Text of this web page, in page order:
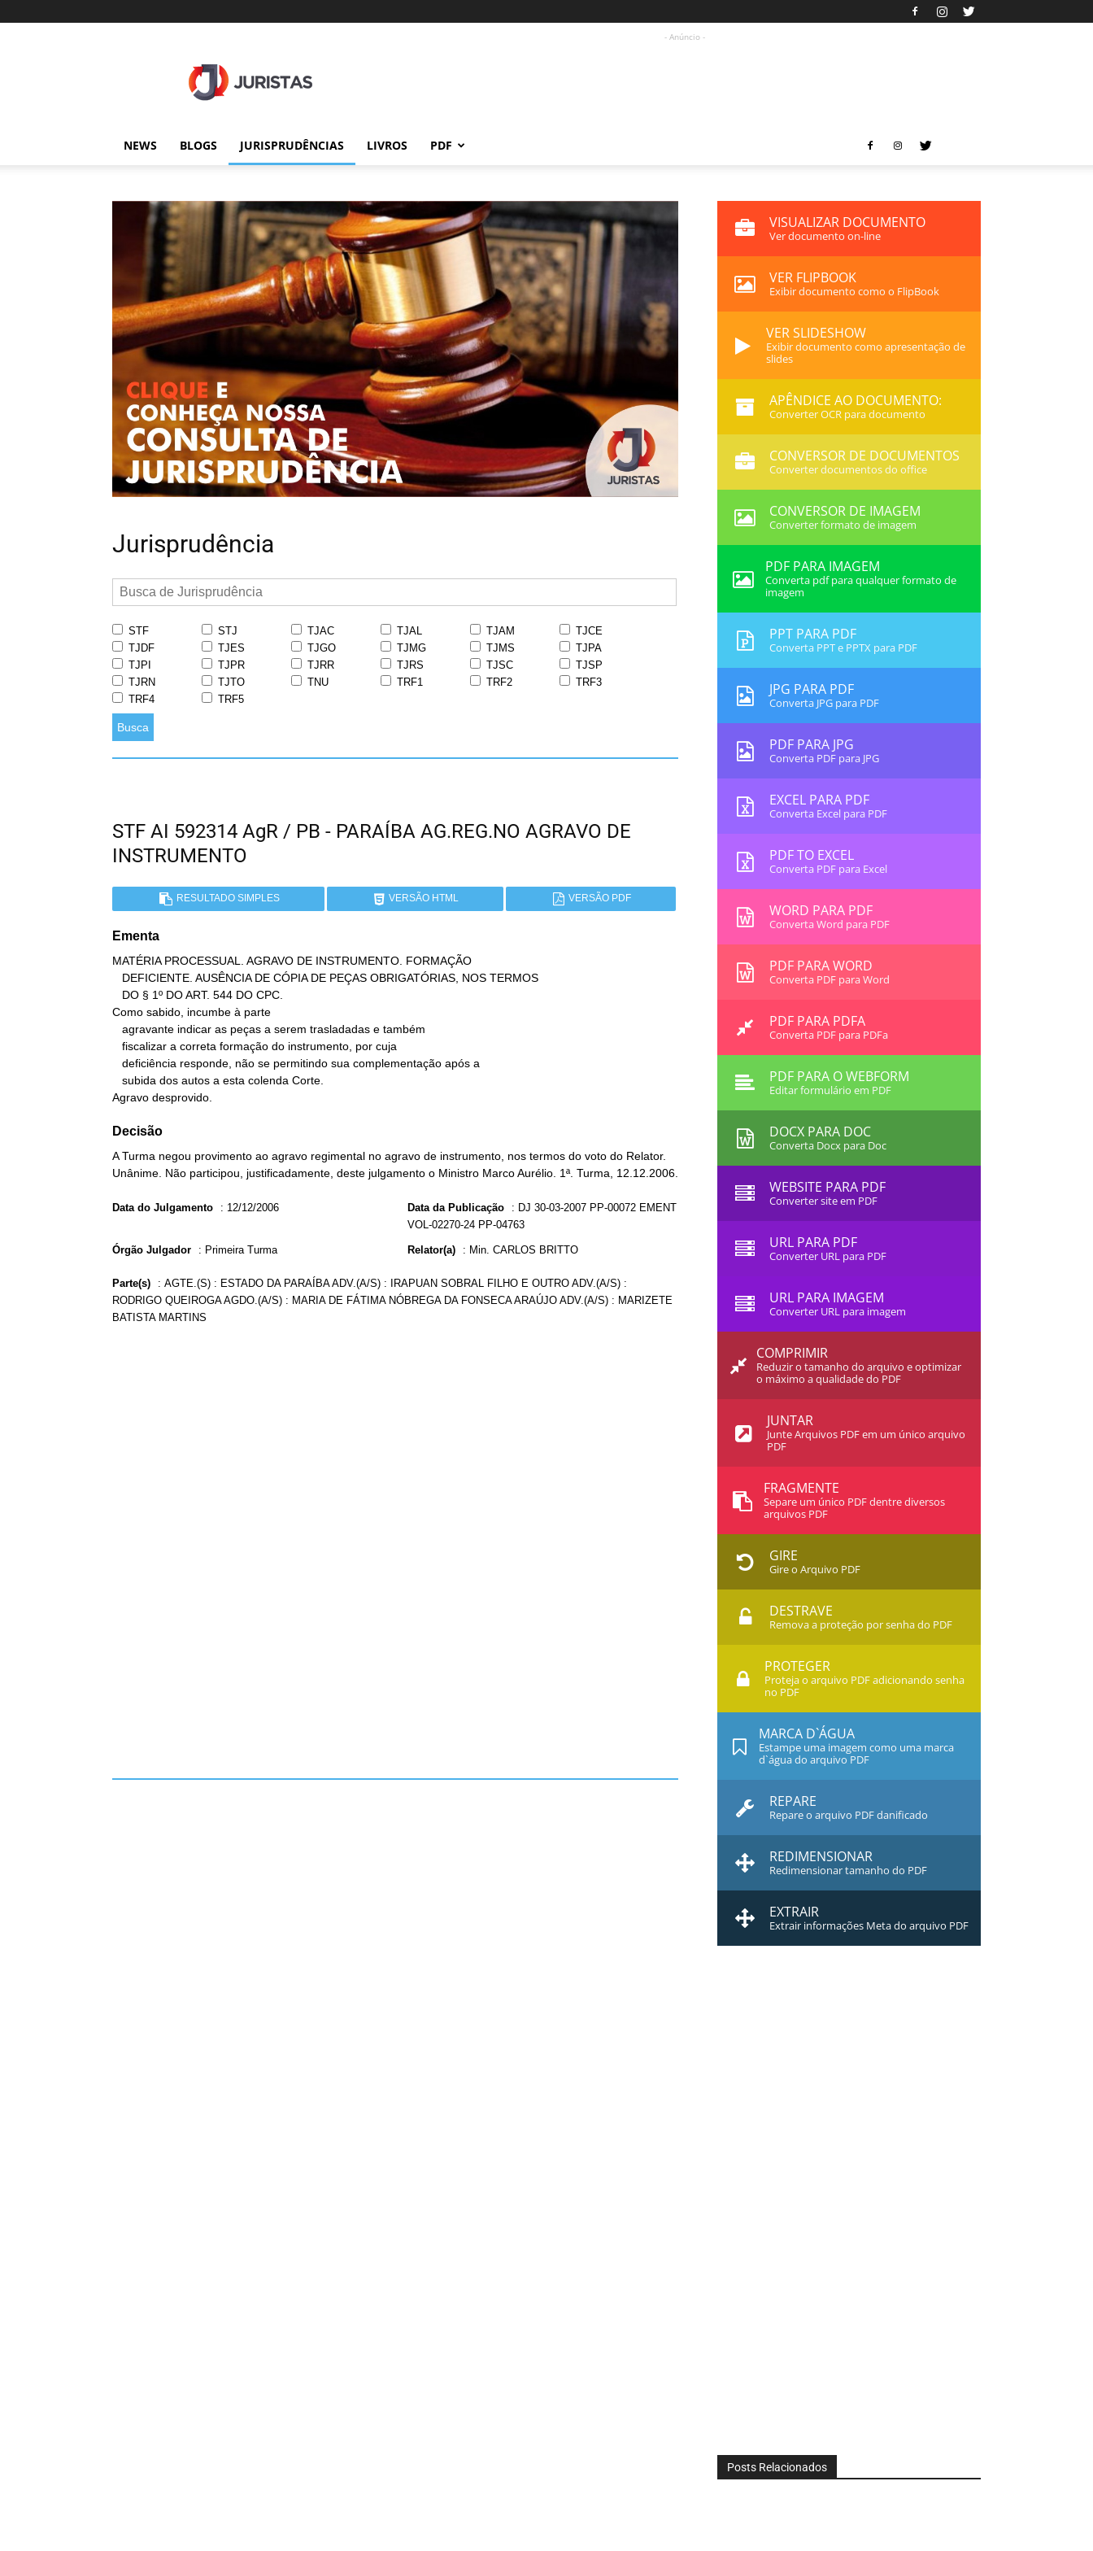
- Anúncio -
NEWS BLOGS JURISPRUDÊNCIAS LIVROS PDF
Jurisprudência
STF STJ TJAC TJAL TJAM
TJCE
TJDF
TJES TJGO TJMG TJMS
TJPA
TJPI
TJPR TJRR TJRS TJSC
TJSP
TJRN
TJTO TNU TRF1 TRF2
TRF3
TRF4
TRF5
Busca
STF AI 592314 AgR / PB - PARAÍBA AG.REG.NO AGRAVO DE
INSTRUMENTO
RESULTADO SIMPLES VERSÃO HTML VERSÃO PDF
Ementa
MATÉRIA PROCESSUAL. AGRAVO DE INSTRUMENTO. FORMAÇÃO
Como sabido, incumbe à parte
Agravo desprovido.
Decisão
A Turma negou provimento ao agravo regimental no agravo de instrumento, nos termos do voto do Relator.
Unânime. Não participou, justificadamente, deste julgamento o Ministro Marco Aurélio. 1ª. Turma, 12.12.2006.
Data do Julgamento : 12/12/2006 Data da Publicação : DJ 30-03-2007 PP-00072 EMENT
VOL-02270-24 PP-04763
Órgão Julgador : Primeira Turma Relator(a) : Min. CARLOS BRITTO
Parte(s) : AGTE.(S) : ESTADO DA PARAÍBA ADV.(A/S) : IRAPUAN SOBRAL FILHO E OUTRO ADV.(A/S) :
RODRIGO QUEIROGA AGDO.(A/S) : MARIA DE FÁTIMA NÓBREGA DA FONSECA ARAÚJO ADV.(A/S) : MARIZETE
BATISTA MARTINS
VISUALIZAR DOCUMENTO
Ver documento on-line
VER FLIPBOOK
Exibir documento como o FlipBook
VER SLIDESHOW
Exibir documento como apresentação de
slides
APÊNDICE AO DOCUMENTO:
Converter OCR para documento
CONVERSOR DE DOCUMENTOS
Converter documentos do office
CONVERSOR DE IMAGEM
Converter formato de imagem
PDF PARA IMAGEM
Converta pdf para qualquer formato de
imagem
PPT PARA PDF
Converta PPT e PPTX para PDF
JPG PARA PDF
Converta JPG para PDF
PDF PARA JPG
Converta PDF para JPG
EXCEL PARA PDF
Converta Excel para PDF
PDF TO EXCEL
Converta PDF para Excel
WORD PARA PDF
Converta Word para PDF
PDF PARA WORD
Converta PDF para Word
PDF PARA PDFA
Converta PDF para PDFa
PDF PARA O WEBFORM
Editar formulário em PDF
DOCX PARA DOC
Converta Docx para Doc
WEBSITE PARA PDF
Converter site em PDF
URL PARA PDF
Converter URL para PDF
URL PARA IMAGEM
Converter URL para imagem
COMPRIMIR
Reduzir o tamanho do arquivo e optimizar
o máximo a qualidade do PDF
JUNTAR
Junte Arquivos PDF em um único arquivo
PDF
FRAGMENTE
Separe um único PDF dentre diversos
arquivos PDF
GIRE
Gire o Arquivo PDF
DESTRAVE
Remova a proteção por senha do PDF
PROTEGER
Proteja o arquivo PDF adicionando senha
no PDF
MARCA D`ÁGUA
Estampe uma imagem como uma marca
d`água do arquivo PDF
REPARE
Repare o arquivo PDF danificado
REDIMENSIONAR
Redimensionar tamanho do PDF
EXTRAIR
Extrair informações Meta do arquivo PDF
Posts Relacionados